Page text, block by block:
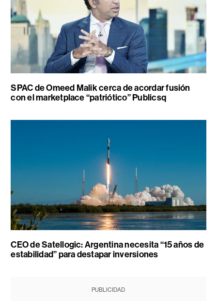
SPAC de Omeed Malik cerca de acordar fusión
con el marketplace “patriótico” Publicsq
CEO de Satellogic: Argentina necesita “15 años de
estabilidad” para destapar inversiones
PUBLICIDAD